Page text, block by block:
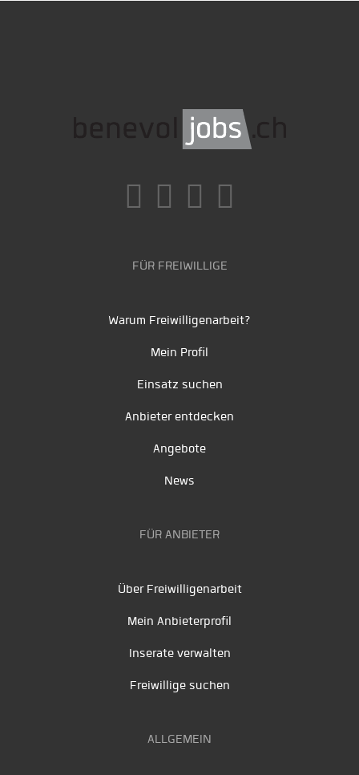
FÜR FREIWILLIGE
Warum Freiwilligenarbeit?
Mein Profil
Einsatz suchen
Anbieter entdecken
Angebote
News
FÜR ANBIETER
Über Freiwilligenarbeit
Mein Anbieterprofil
Inserate verwalten
Freiwillige suchen
ALLGEMEIN